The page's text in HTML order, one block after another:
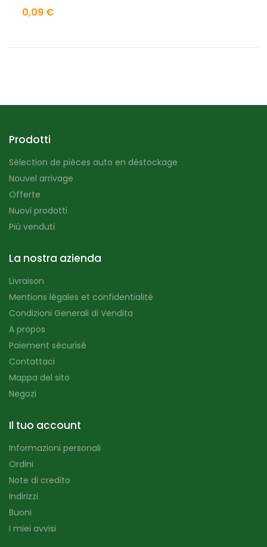
0,09 €
Prodotti
Sélection de pièces auto en déstockage
Nouvel arrivage
Offerte
Nuovi prodotti
Più venduti
La nostra azienda
Livraison
Mentions légales et confidentialité
Condizioni Generali di Vendita
A propos
Paiement sécurisé
Contattaci
Mappa del sito
Negozi
Il tuo account
Informazioni personali
Ordini
Note di credito
Indirizzi
Buoni
I miei avvisi